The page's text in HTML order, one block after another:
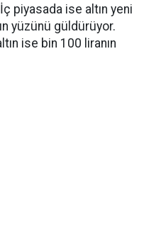
piyasada ise altın yeni
yüzünü güldürüyor.
ise bin 100 liranın